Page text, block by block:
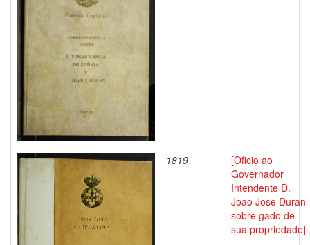
1819
[Oficio ao
Governador
Intendente D.
Joao Jose Duran
sobre gado de
sua propriedade]